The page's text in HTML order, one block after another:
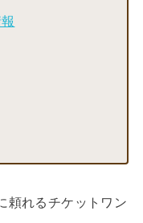
頼れるチケットワン